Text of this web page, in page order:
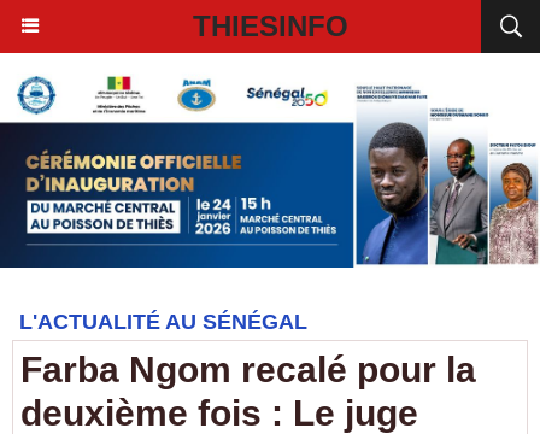
THIESINFO
L'ACTUALITÉ AU SÉNÉGAL
Farba Ngom recalé pour la
deuxième fois : Le juge